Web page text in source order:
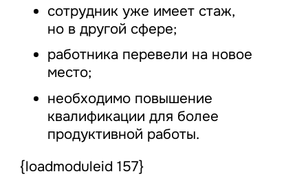
сотрудник уже имеет стаж,
но в другой сфере;
работника перевели на новое
место;
необходимо повышение
квалификации для более
продуктивной работы.
{loadmoduleid 157}